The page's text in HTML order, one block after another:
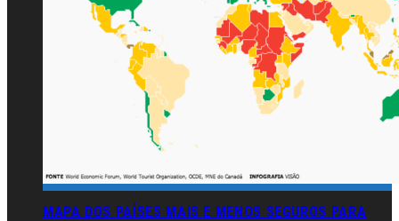
MAPA DOS PAÍSES MAIS E MENOS SEGUROS PARA